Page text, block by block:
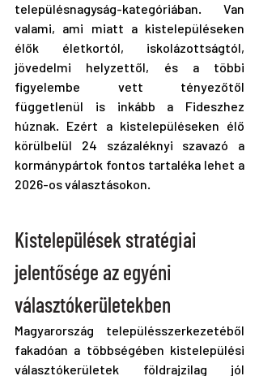
településnagyság-kategóriában. Van
valami, ami miatt a kistelepüléseken
élők életkortól, iskolázottságtól,
jövedelmi helyzettől, és a többi
figyelembe vett tényezőtől
függetlenül is inkább a Fideszhez
húznak. Ezért a kistelepüléseken élő
körülbelül 24 százaléknyi szavazó a
kormánypártok fontos tartaléka lehet a
2026-os választásokon.
Kistelepülések stratégiai
jelentősége az egyéni
választókerületekben
Magyarország településszerkezetéből
fakadóan a többségében kistelepülési
választókerületek földrajzilag jól